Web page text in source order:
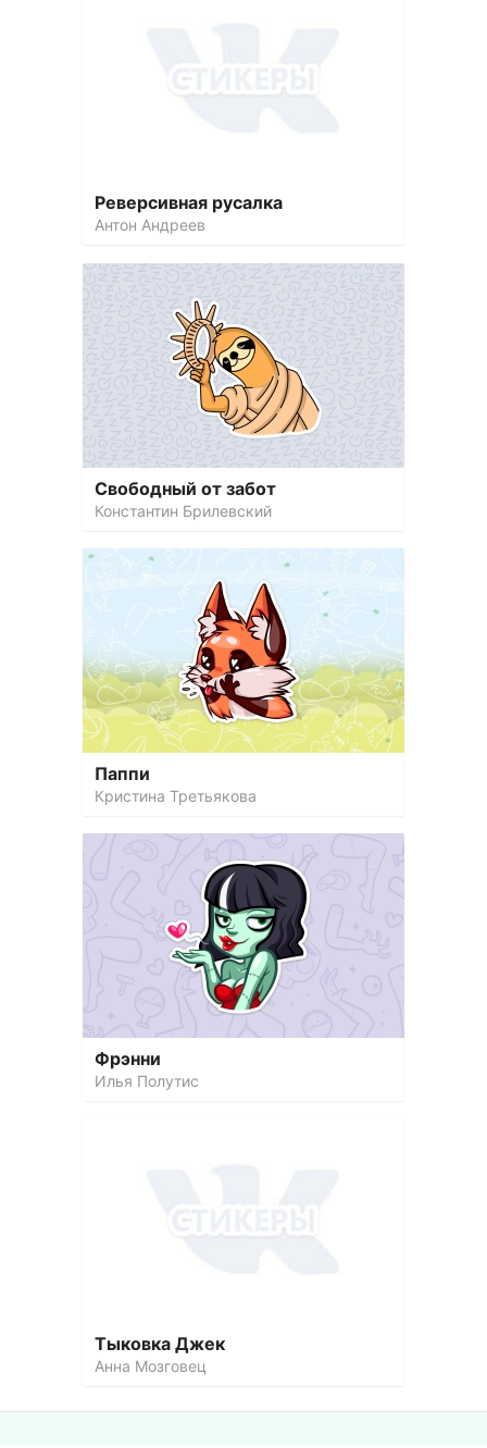
Реверсивная русалка
Антон Андреев
Свободный от забот
Константин Брилевский
Паппи
Кристина Третьякова
Фрэнни
Илья Полутис
Тыковка Джек
Анна Мозговец